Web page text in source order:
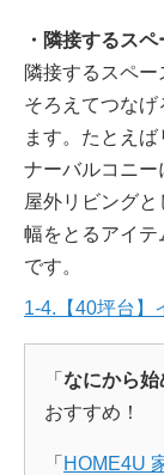
・隣接するス
隣接するスペ
そろえてつな
ます。たとえ
ナーバルコニ
屋外リビング
幅をとるアイ
です。
1-4.【40坪台】
「 なにから
おすすめ！
「 HOME4U